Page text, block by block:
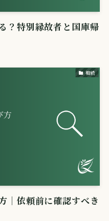
？特別縁故者と国庫帰
相続
｜依頼前に確認すべき